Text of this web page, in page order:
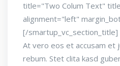
title="Two Colum Text"
alignment="left"
[/smartup_vc_section_title]
At vero eos et accusam et
rebum. Stet clita kasd